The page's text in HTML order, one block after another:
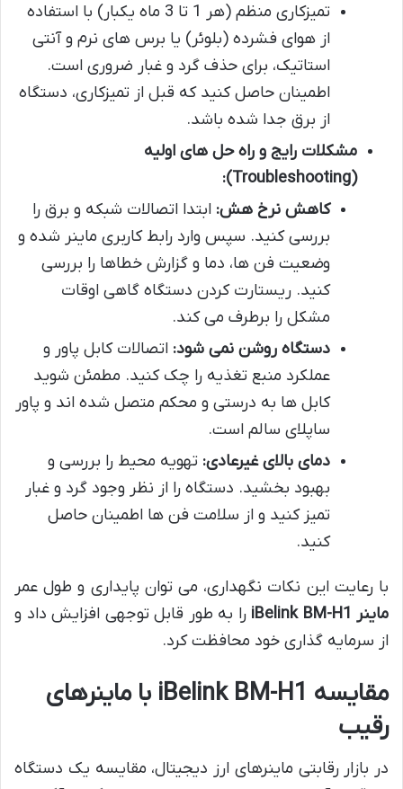
تمیزکاری منظم (هر 1 تا 3 ماه یکبار) با استفاده
از هوای فشرده (بلوئر) یا برس های نرم و آنتی
استاتیک، برای حذف گرد و غبار ضروری است.
اطمینان حاصل کنید که قبل از تمیزکاری، دستگاه
از برق جدا شده باشد.
مشکلات رایج و راه حل های اولیه
(Troubleshooting):
کاهش نرخ هش: ابتدا اتصالات شبکه و برق را
بررسی کنید. سپس وارد رابط کاربری ماینر شده و
وضعیت فن ها، دما و گزارش خطاها را بررسی
کنید. ریستارت کردن دستگاه گاهی اوقات
مشکل را برطرف می کند.
دستگاه روشن نمی شود: اتصالات کابل پاور و
عملکرد منبع تغذیه را چک کنید. مطمئن شوید
کابل ها به درستی و محکم متصل شده اند و پاور
ساپلای سالم است.
دمای بالای غیرعادی: تهویه محیط را بررسی و
بهبود بخشید. دستگاه را از نظر وجود گرد و غبار
تمیز کنید و از سلامت فن ها اطمینان حاصل
کنید.
با رعایت این نکات نگهداری، می توان پایداری و طول عمر
ماینر iBelink BM-H1
را به طور قابل توجهی افزایش داد و
از سرمایه گذاری خود محافظت کرد.
مقایسه iBelink BM-H1 با ماینرهای
رقیب
در بازار رقابتی ماینرهای ارز دیجیتال، مقایسه یک دستگاه